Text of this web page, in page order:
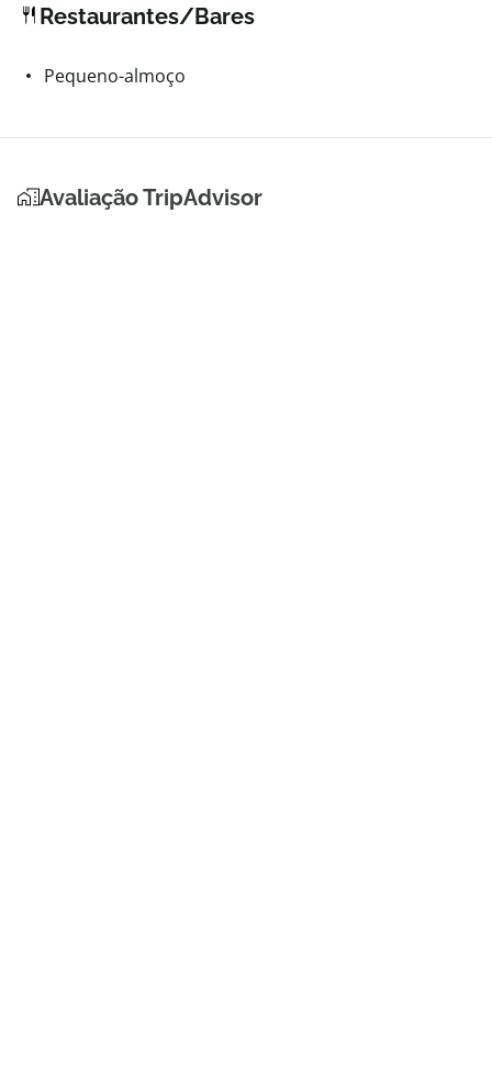
Restaurantes/Bares
Pequeno-almoço
Avaliação TripAdvisor